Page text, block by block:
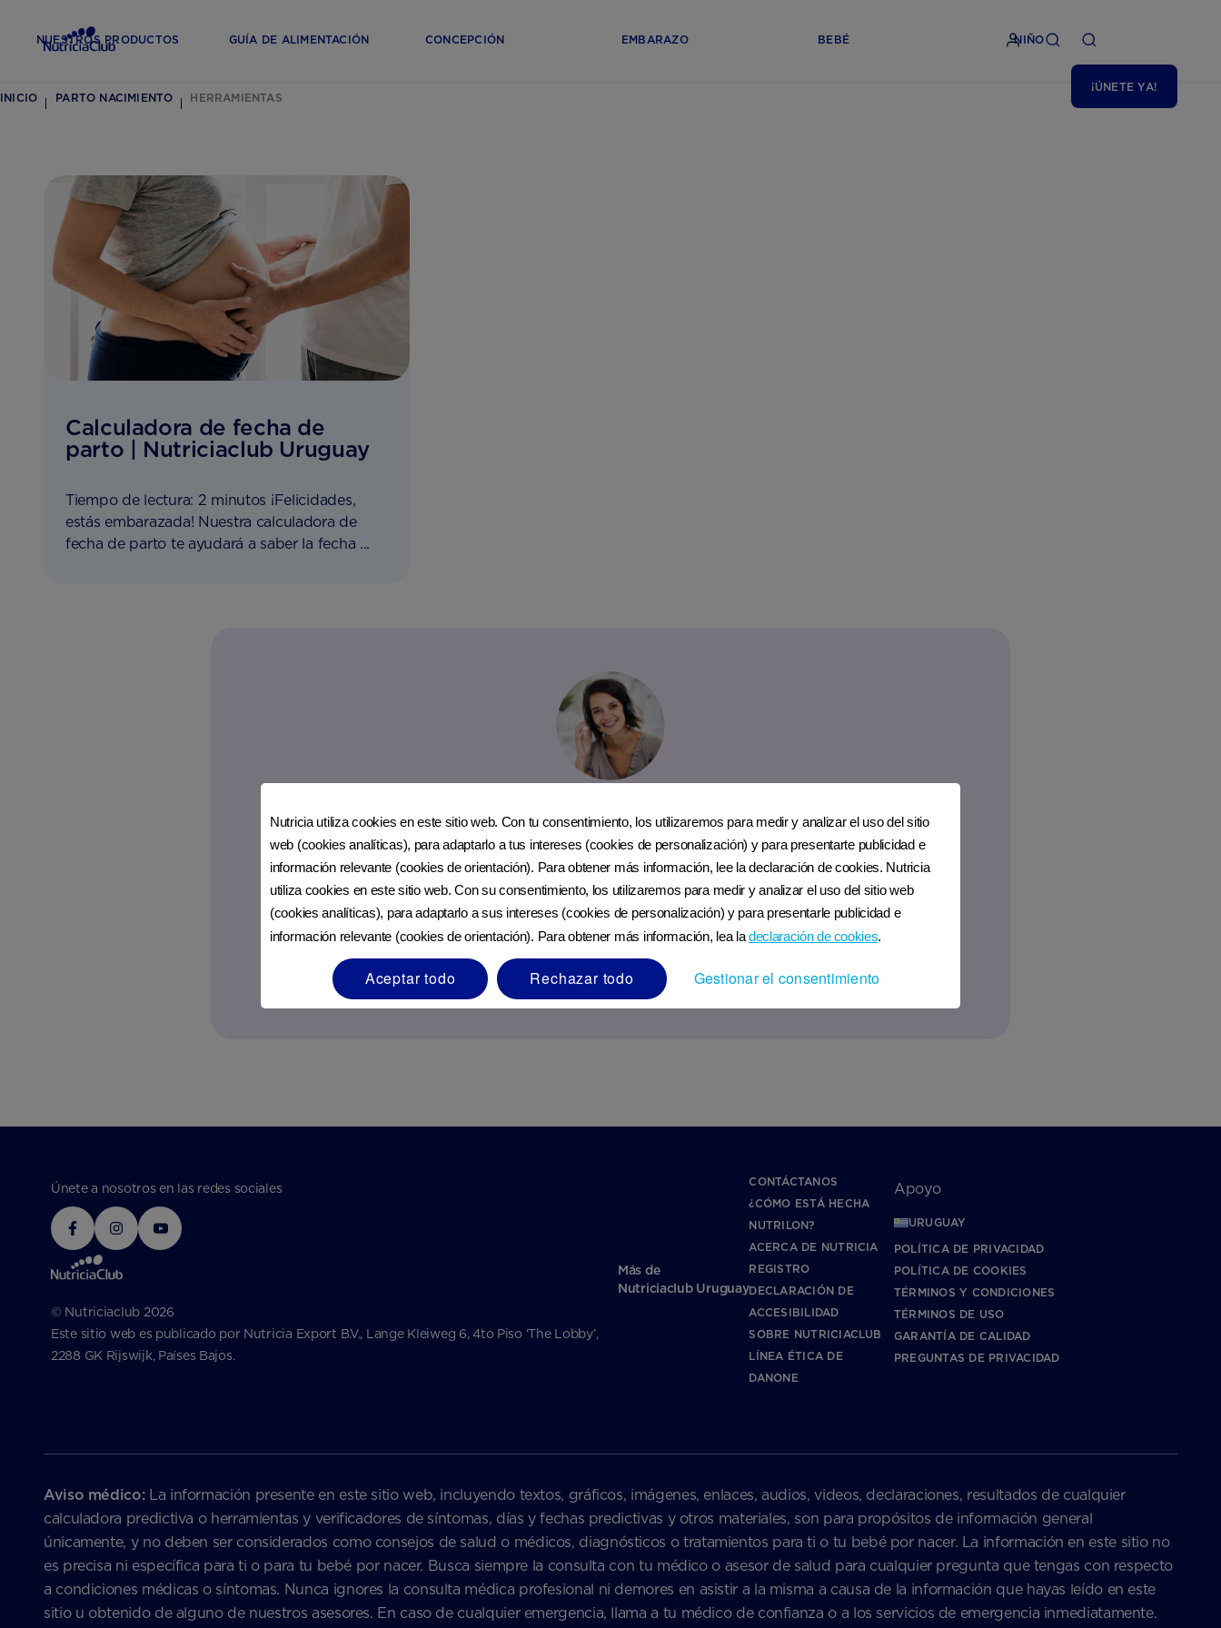
¡ÚNETE YA!
NUESTROS PRODUCTOS GUÍA DE ALIMENTACIÓN CONCEPCIÓN EMBARAZO BEBÉ NIÑO
INICIO PARTO NACIMIENTO HERRAMIENTAS
Calculadora de fecha de
parto | Nutriciaclub Uruguay
Tiempo de lectura: 2 minutos ¡Felicidades,
estás embarazada! Nuestra calculadora de
fecha de parto te ayudará a saber la fecha ...
Nutricia Club cerca de ti
Si tienes una pregunta, ponte en contacto.
Facebook Messenger Instagram
Únete a nosotros en las redes sociales
© Nutriciaclub 2026
Este sitio web es publicado por Nutricia Export B.V., Lange Kleiweg 6, 4to Piso ‘The Lobby’,
2288 GK Rijswijk, Países Bajos.
Más de
Nutriciaclub Uruguay
CONTÁCTANOS
¿CÓMO ESTÁ HECHA
NUTRILON?
ACERCA DE NUTRICIA
REGISTRO
DECLARACIÓN DE
ACCESIBILIDAD
SOBRE NUTRICIACLUB
LÍNEA ÉTICA DE
DANONE
Apoyo
URUGUAY
POLÍTICA DE PRIVACIDAD
POLÍTICA DE COOKIES
TÉRMINOS Y CONDICIONES
TÉRMINOS DE USO
GARANTÍA DE CALIDAD
PREGUNTAS DE PRIVACIDAD
Aviso médico:La información presente en este sitio web, incluyendo textos, gráficos, imágenes, enlaces, audios, videos, declaraciones, resultados de cualquier
calculadora predictiva o herramientas y verificadores de síntomas, días y fechas predictivas y otros materiales, son para propósitos de información general
únicamente, y no deben ser considerados como consejos de salud o médicos, diagnósticos o tratamientos para ti o tu bebé por nacer. La información en este sitio no
es precisa ni específica para ti o para tu bebé por nacer. Busca siempre la consulta con tu médico o asesor de salud para cualquier pregunta que tengas con respecto
a condiciones médicas o síntomas. Nunca ignores la consulta médica profesional ni demores en asistir a la misma a causa de la información que hayas leído en este
sitio u obtenido de alguno de nuestros asesores. En caso de cualquier emergencia, llama a tu médico de confianza o a los servicios de emergencia inmediatamente.
Nutricia utiliza cookies en este sitio web. Con tu consentimiento, los utilizaremos para medir y analizar el uso del sitio
web (cookies analíticas), para adaptarlo a tus intereses (cookies de personalización) y para presentarte publicidad e
información relevante (cookies de orientación). Para obtener más información, lee la declaración de cookies. Nutricia
utiliza cookies en este sitio web. Con su consentimiento, los utilizaremos para medir y analizar el uso del sitio web
(cookies analíticas), para adaptarlo a sus intereses (cookies de personalización) y para presentarle publicidad e
información relevante (cookies de orientación). Para obtener más información, lea ladeclaración de cookies.
Aceptar todo Rechazar todo Gestionar el consentimiento